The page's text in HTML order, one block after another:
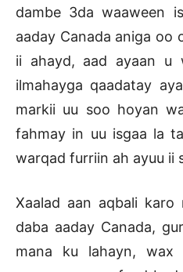
dambe 3da waaween
aaday Canada aniga oo
ii ahayd, aad ayaan u
ilmahayga qaadatay
markii uu soo hoyan
fahmay in uu isgaa la
warqad furriin ah ayuu ii
Xaalad aan aqbali karo
daba aaday Canada,
mana ku lahayn, wax